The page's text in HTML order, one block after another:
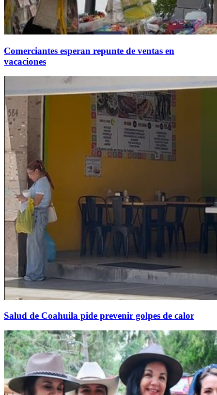
Comerciantes esperan repunte de ventas en
vacaciones
Salud de Coahuila pide prevenir golpes de calor